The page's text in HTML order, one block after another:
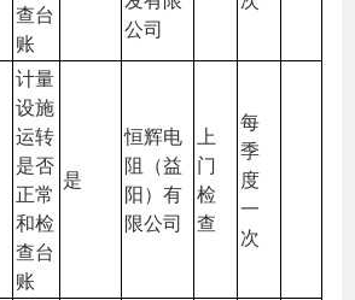
查台
账
公司
计量
设施
运转
是否
正常
和检
查台
账
是
恒辉电
阻（益
阳）有
限公司
上
门
检
查
每
季
度
一
次